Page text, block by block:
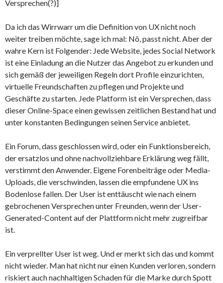
Versprechen(?)]
Da ich das Wirrwarr um die Definition von UX nicht noch
weiter treiben möchte, sage ich mal: Nö, passt nicht. Aber der
wahre Kern ist Folgender: Jede Website, jedes Social Network
ist eine Einladung an die Nutzer das Angebot zu erkunden und
sich gemäß der jeweiligen Regeln dort Profile einzurichten,
virtuelle Freundschaften zu pflegen und Projekte und
Geschäfte zu starten. Jede Platform ist ein Versprechen, dass
dieser Online-Space einen gewissen zeitlichen Bestand hat und
unter konstanten Bedingungen seinen Service anbietet.
Ein Forum, dass geschlossen wird, oder ein Funktionsbereich,
der ersatzlos und ohne nachvollziehbare Erklärung weg fällt,
verstimmt den Anwender. Eigene Forenbeiträge oder Media-
Uploads, die verschwinden, lassen die empfundene UX ins
Bodenlose fallen. Der User ist enttäuscht wie nach einem
gebrochenen Versprechen unter Freunden, wenn der User-
Generated-Content auf der Plattform nicht mehr zugreifbar
ist.
Ein verprellter User ist weg. Und er merkt sich das und kommt
nicht wieder. Man hat nicht nur einen Kunden verloren, sondern
riskiert auch nachhaltigen Schaden für die Marke durch Spott